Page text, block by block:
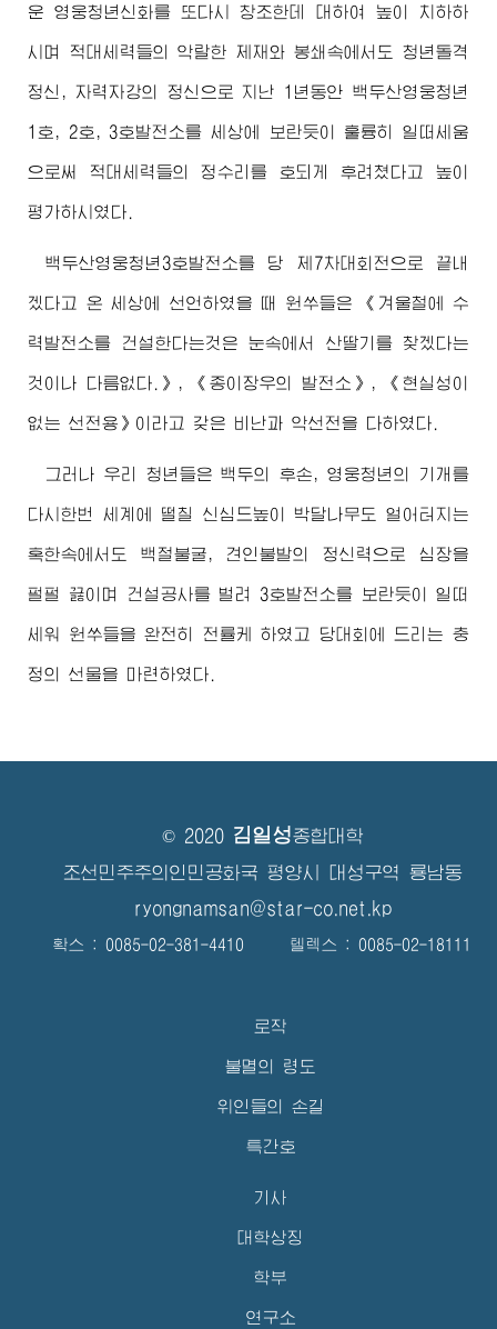
운 영웅청년신화를 또다시 창조한데 대하여 높이 치하하
시며 적대세력들의 악랄한 제재와 봉쇄속에서도 청년돌격
정신, 자력자강의 정신으로 지난 1년동안 백두산영웅청년
1호, 2호, 3호발전소를 세상에 보란듯이 훌륭히 일떠세움
으로써 적대세력들의 정수리를 호되게 후려쳤다고 높이
평가하시였다.
백두산영웅청년3호발전소를 당 제7차대회전으로 끝내
겠다고 온 세상에 선언하였을 때 원쑤들은 《겨울철에 수
력발전소를 건설한다는것은 눈속에서 산딸기를 찾겠다는
것이나 다름없다.》, 《종이장우의 발전소》, 《현실성이
없는 선전용》이라고 갖은 비난과 악선전을 다하였다.
그러나 우리 청년들은 백두의 후손, 영웅청년의 기개를
다시한번 세계에 떨칠 신심드높이 박달나무도 얼어터지는
혹한속에서도 백절불굴, 견인불발의 정신력으로 심장을
펄펄 끓이며 건설공사를 벌려 3호발전소를 보란듯이 일떠
세워 원쑤들을 완전히 전률케 하였고 당대회에 드리는 충
정의 선물을 마련하였다.
© 2020 김일성종합대학
조선민주주의인민공화국 평양시 대성구역 룡남동
ryongnamsan@star-co.net.kp
확스 : 0085-02-381-4410 텔렉스 : 0085-02-18111
로작
불멸의 령도
위인들의 손길
특간호
기사
대학상징
학부
연구소